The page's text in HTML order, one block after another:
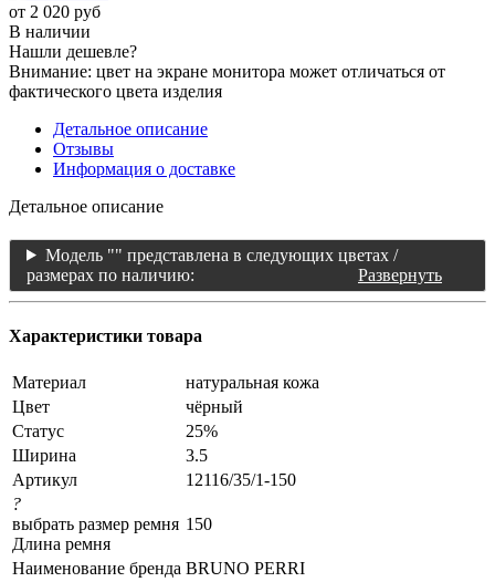
от 2 020 руб
В наличии
Нашли дешевле?
Внимание: цвет на экране монитора может отличаться от
фактического цвета изделия
Детальное описание
Отзывы
Информация о доставке
Детальное описание
Модель "" представлена в следующих цветах /
размерах по наличию:
Развернуть
Характеристики товара
Материал
натуральная кожа
Цвет
чёрный
Статус
25%
Ширина
3.5
Артикул
12116/35/1-150
?
выбрать размер ремня
Длина ремня
150
Наименование бренда BRUNO PERRI